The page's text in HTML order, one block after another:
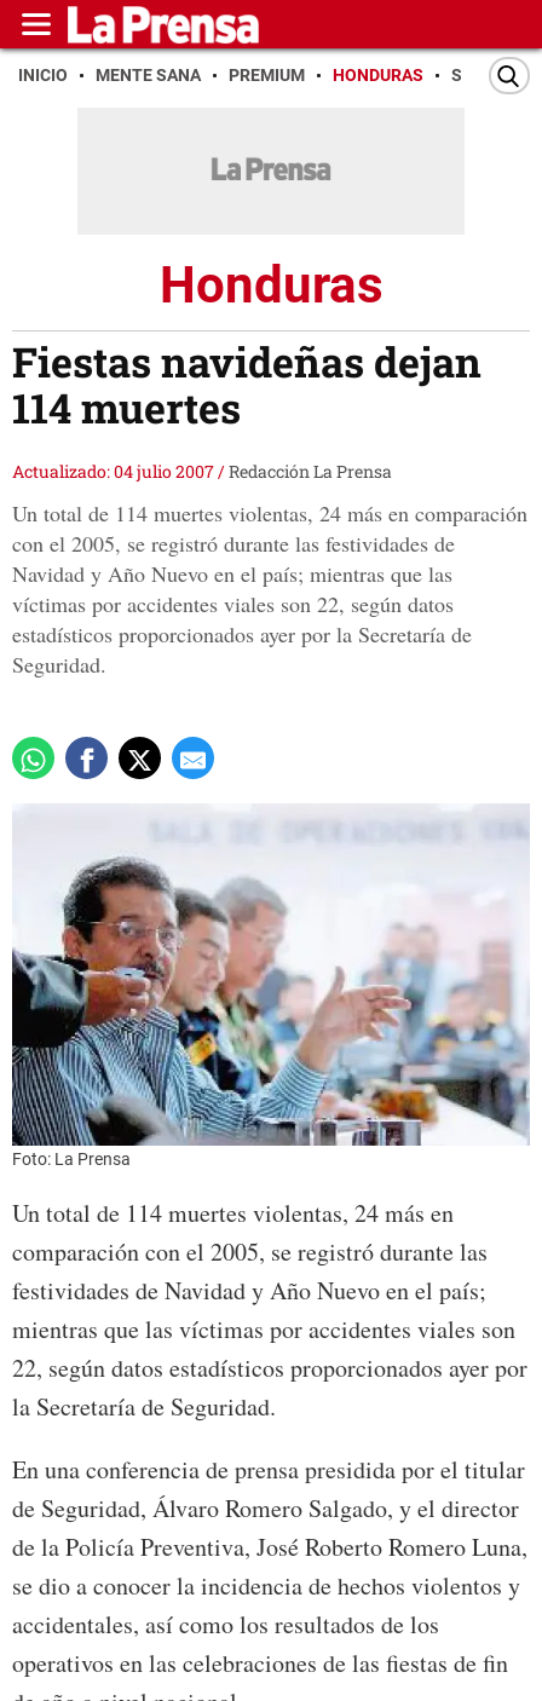
INICIO MENTE SANA PREMIUM HONDURAS SAN PEDRO
Honduras
Fiestas navideñas dejan
114 muertes
Actualizado: 04 julio 2007/Redacción La Prensa
Un total de 114 muertes violentas, 24 más en comparación
con el 2005, se registró durante las festividades de
Navidad y Año Nuevo en el país; mientras que las
víctimas por accidentes viales son 22, según datos
estadísticos proporcionados ayer por la Secretaría de
Seguridad.
Foto: La Prensa
Un total de 114 muertes violentas, 24 más en
comparación con el 2005, se registró durante las
festividades de Navidad y Año Nuevo en el país;
mientras que las víctimas por accidentes viales son
22, según datos estadísticos proporcionados ayer por
la Secretaría de Seguridad.
En una conferencia de prensa presidida por el titular
de Seguridad, Álvaro Romero Salgado, y el director
de la Policía Preventiva, José Roberto Romero Luna,
se dio a conocer la incidencia de hechos violentos y
accidentales, así como los resultados de los
operativos en las celebraciones de las fiestas de fin